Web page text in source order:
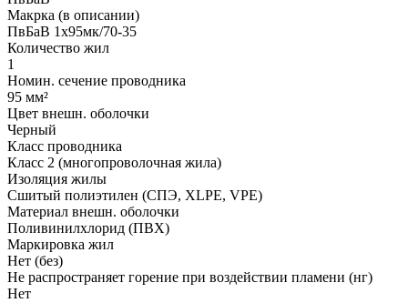
Макрка (в описании)
ПвБаВ 1х95мк/70-35
Количество жил
1
Номин. сечение проводника
95 мм²
Цвет внешн. оболочки
Черный
Класс проводника
Класс 2 (многопроволочная жила)
Изоляция жилы
Сшитый полиэтилен (СПЭ, XLPE, VPE)
Материал внешн. оболочки
Поливинилхлорид (ПВХ)
Маркировка жил
Нет (без)
Не распространяет горение при воздействии пламени (нг)
Нет